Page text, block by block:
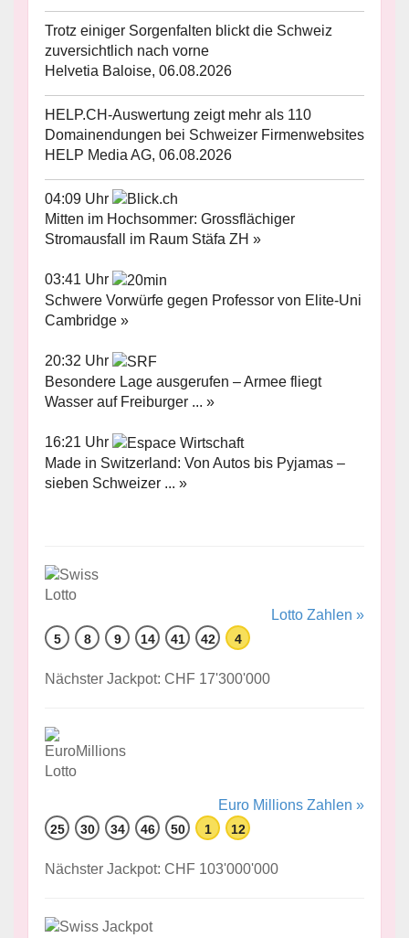
Trotz einiger Sorgenfalten blickt die Schweiz
zuversichtlich nach vorne
Helvetia Baloise, 06.08.2026
HELP.CH-Auswertung zeigt mehr als 110
Domainendungen bei Schweizer Firmenwebsites
HELP Media AG, 06.08.2026
04:09 Uhr
Mitten im Hochsommer: Grossflächiger
Stromausfall im Raum Stäfa ZH »
03:41 Uhr
Schwere Vorwürfe gegen Professor von Elite-Uni
Cambridge »
20:32 Uhr
Besondere Lage ausgerufen – Armee fliegt
Wasser auf Freiburger ... »
16:21 Uhr
Made in Switzerland: Von Autos bis Pyjamas –
sieben Schweizer ... »
Lotto Zahlen »
5 8 9 14 41 42 4
Nächster Jackpot: CHF 17'300'000
Euro Millions Zahlen »
25 30 34 46 50 1 12
Nächster Jackpot: CHF 103'000'000